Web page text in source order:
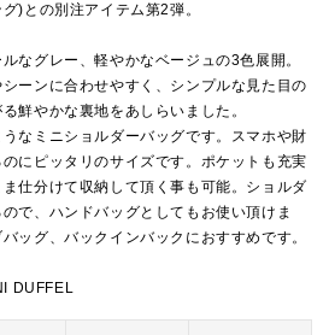
)との別注アイテム第2弾。
なグレー、軽やかなベージュの3色展開。
ーンに合わせやすく、シンプルな見た目の
鮮やかな裏地をあしらいました。
なミニショルダーバッグです。スマホや財
にピッタリのサイズです。ポケットも充実
仕分けて収納して頂く事も可能。ショルダ
で、ハンドバッグとしてもお使い頂けま
ッグ、バックインバックにおすすめです。
DUFFEL